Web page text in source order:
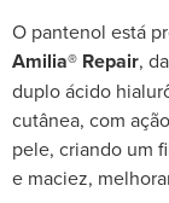
O pantenol está
Amilia® Repair,
duplo ácido
cutânea, com
pele, criando um
e maciez,